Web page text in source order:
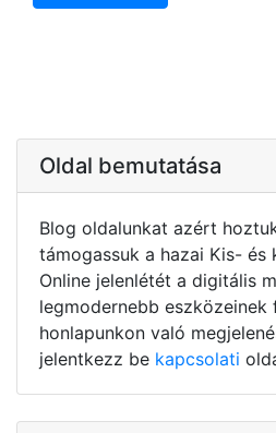
Oldal bemutatása
Blog oldalunkat azért
támogassuk a hazai Kis- és
Online jelenlétét a digitális
legmodernebb eszközeinek
honlapunkon való
jelentkezz be kapcsolati